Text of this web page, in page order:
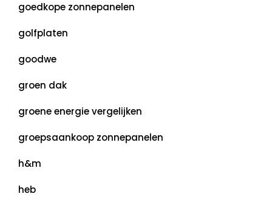
goedkope zonnepanelen
golfplaten
goodwe
groen dak
groene energie vergelijken
groepsaankoop zonnepanelen
h&m
heb